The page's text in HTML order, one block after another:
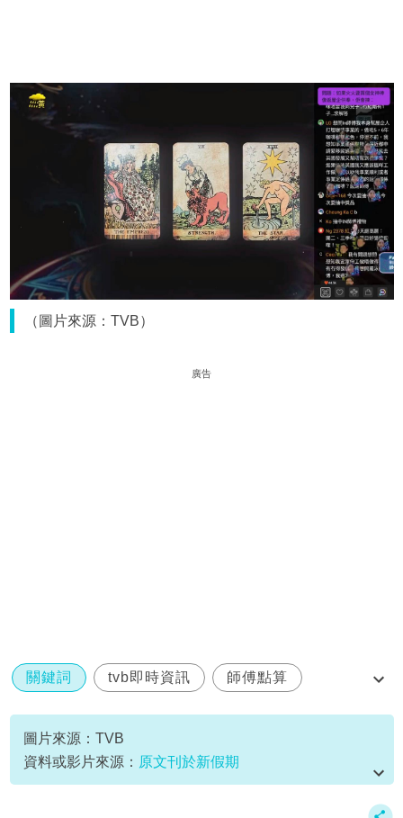
（圖片來源：TVB）
廣告
關鍵詞 tvb即時資訊 師傅點算
拜太歲
趙嘉寶
圖片來源：TVB
資料或影片來源： 原文刊於新假期